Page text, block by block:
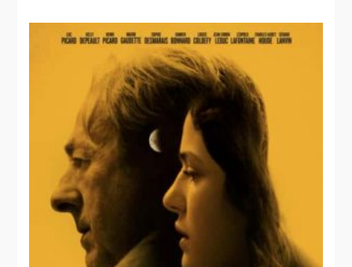
La guerre
des tuques